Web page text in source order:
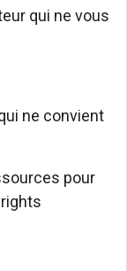
qui ne vous
ne convient
pour